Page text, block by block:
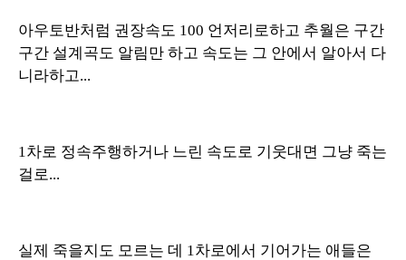
아우토반처럼 권장속도 100 언저리로하고 추월은 구간
구간 설계곡도 알림만 하고 속도는 그 안에서 알아서 다
니라하고...
1차로 정속주행하거나 느린 속도로 기웃대면 그냥 죽는
걸로...
실제 죽을지도 모르는 데 1차로에서 기어가는 애들은